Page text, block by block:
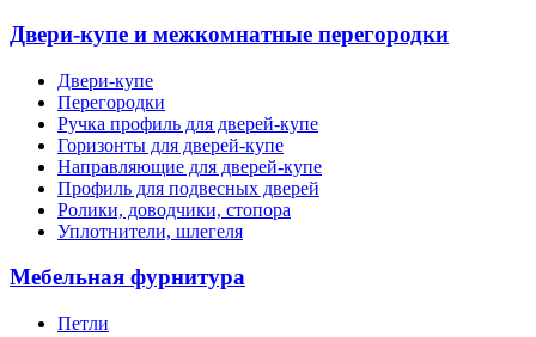
Двери-купе и межкомнатные перегородки
Двери-купе
Перегородки
Ручка профиль для дверей-купе
Горизонты для дверей-купе
Направляющие для дверей-купе
Профиль для подвесных дверей
Ролики, доводчики, стопора
Уплотнители, шлегеля
Мебельная фурнитура
Петли